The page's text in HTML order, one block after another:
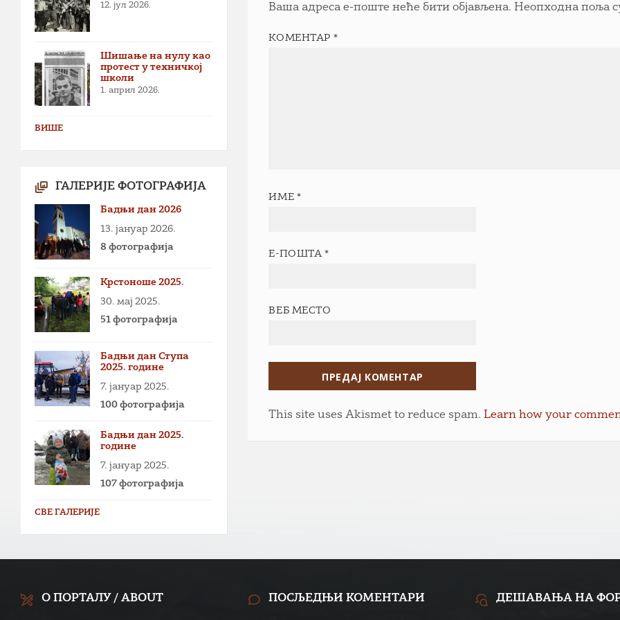
Ваша адреса е-поште неће бити објављена. Неопходна поља
КОМЕНТАР *
ИМЕ *
Е-ПОШТА *
ВЕБ МЕСТО
This site uses Akismet to reduce spam.Learn how your
12. јул 2026.
Шишање на нулу као
протест у техничкој
школи
1. април 2026.
ВИШЕ
ГАЛЕРИЈЕ ФОТОГРАФИЈА
Бадњи дан 2026
13. јануар 2026.
8 фотографија
Крстоноше 2025.
30. мај 2025.
51 фотографија
Бадњи дан Ступа
2025. године
7. јануар 2025.
100 фотографија
Бадњи дан 2025.
године
7. јануар 2025.
107 фотографија
СВЕ ГАЛЕРИЈЕ
О ПОРТАЛУ / ABOUT ПОСЉЕДЊИ КОМЕНТАРИ ДЕШАВАЊА НА